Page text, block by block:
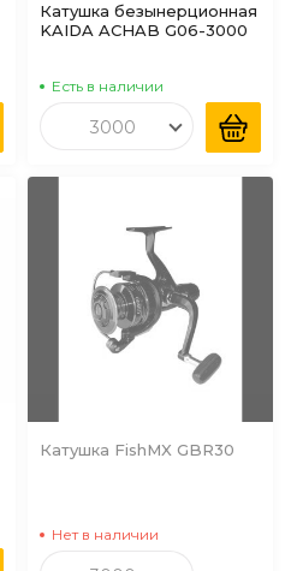
Катушка безынерционная
KAIDA ACHAB G06-3000
Есть в наличии
3000
Катушка FishMX GBR30
Нет в наличии